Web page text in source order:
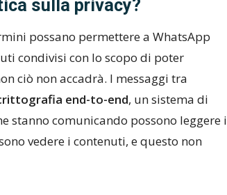
sulla privacy?
possano permettere a WhatsApp
condivisi con lo scopo di poter
ciò non accadrà. I messaggi tra
end-to-end, un sistema di
stanno comunicando possono leggere i
vedere i contenuti, e questo non